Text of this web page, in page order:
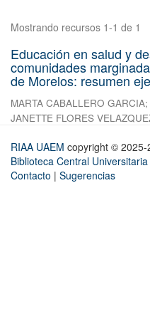
Mostrando recursos 1-1 de 1
Educación en salud y
comunidades
de Morelos: resumen
MARTA CABALLERO GARCIA;
JANETTE FLORES
RIAA UAEM copyright © 2025-
Biblioteca Central Universitaria
Contacto | Sugerencias